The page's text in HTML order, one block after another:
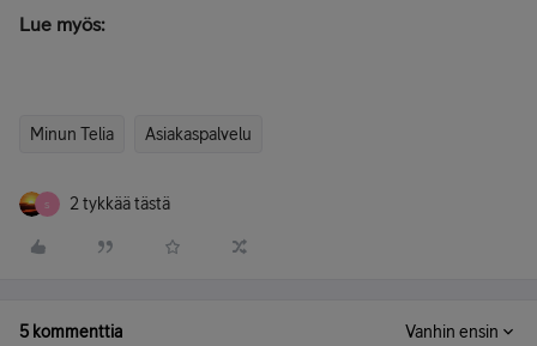
Lue myös:
Minun Telia Asiakaspalvelu
S 2 tykkää tästä
5 kommenttia Vanhin ensin